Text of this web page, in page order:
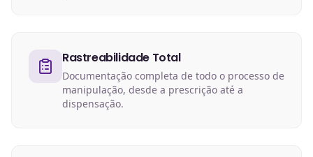
Rastreabilidade Total
Documentação completa de todo o processo de
manipulação, desde a prescrição até a
dispensação.